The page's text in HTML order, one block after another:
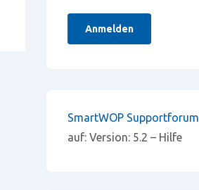
Anmelden
SmartWOP Supportforum
auf: Version: 5.2 – Hilfe